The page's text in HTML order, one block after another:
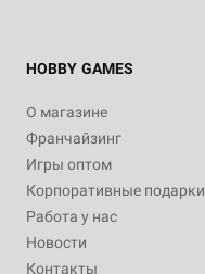
HOBBY GAMES
О магазине
Франчайзинг
Игры оптом
Корпоративные подарки
Работа у нас
Новости
Контакты